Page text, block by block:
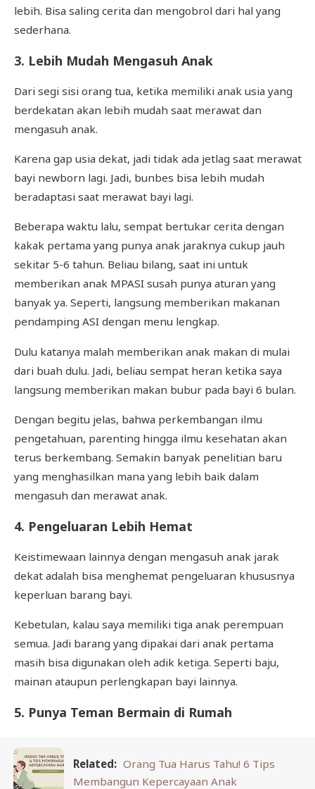
lebih. Bisa saling cerita dan mengobrol dari hal yang
sederhana.
3. Lebih Mudah Mengasuh Anak
Dari segi sisi orang tua, ketika memiliki anak usia yang
berdekatan akan lebih mudah saat merawat dan
mengasuh anak.
Karena gap usia dekat, jadi tidak ada jetlag saat merawat
bayi newborn lagi. Jadi, bunbes bisa lebih mudah
beradaptasi saat merawat bayi lagi.
Beberapa waktu lalu, sempat bertukar cerita dengan
kakak pertama yang punya anak jaraknya cukup jauh
sekitar 5-6 tahun. Beliau bilang, saat ini untuk
memberikan anak MPASI susah punya aturan yang
banyak ya. Seperti, langsung memberikan makanan
pendamping ASI dengan menu lengkap.
Dulu katanya malah memberikan anak makan di mulai
dari buah dulu. Jadi, beliau sempat heran ketika saya
langsung memberikan makan bubur pada bayi 6 bulan.
Dengan begitu jelas, bahwa perkembangan ilmu
pengetahuan, parenting hingga ilmu kesehatan akan
terus berkembang. Semakin banyak penelitian baru
yang menghasilkan mana yang lebih baik dalam
mengasuh dan merawat anak.
4. Pengeluaran Lebih Hemat
Keistimewaan lainnya dengan mengasuh anak jarak
dekat adalah bisa menghemat pengeluaran khususnya
keperluan barang bayi.
Kebetulan, kalau saya memiliki tiga anak perempuan
semua. Jadi barang yang dipakai dari anak pertama
masih bisa digunakan oleh adik ketiga. Seperti baju,
mainan ataupun perlengkapan bayi lainnya.
5. Punya Teman Bermain di Rumah
Related: Orang Tua Harus Tahu! 6 Tips
Membangun Kepercayaan Anak